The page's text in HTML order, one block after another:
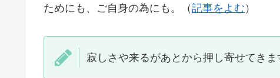
ためにも、ご自身の為にも。（記事をよむ ）
寂しさや来るがあとから押し寄せてきま